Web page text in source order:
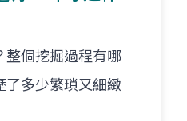
整個挖掘過程有哪
了多少繁瑣又細緻